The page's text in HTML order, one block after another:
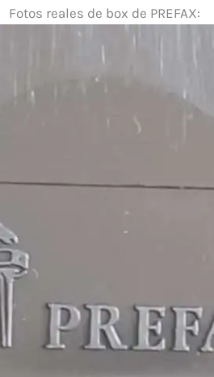
Fotos reales de box de PREFAX: